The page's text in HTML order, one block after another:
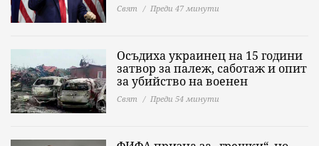
Свят Преди 47 минути
Осъдиха украинец на 15 години
затвор за палеж, саботаж и опит
за убийство на военен
Свят Преди 54 минути